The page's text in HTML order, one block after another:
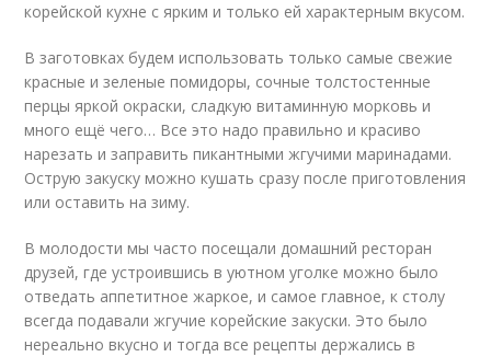
корейской кухне с ярким и только ей характерным вкусом.
В заготовках будем использовать только самые свежие
красные и зеленые помидоры, сочные толстостенные
перцы яркой окраски, сладкую витаминную морковь и
много ещё чего… Все это надо правильно и красиво
нарезать и заправить пикантными жгучими маринадами.
Острую закуску можно кушать сразу после приготовления
или оставить на зиму.
В молодости мы часто посещали домашний ресторан
друзей, где устроившись в уютном уголке можно было
отведать аппетитное жаркое, и самое главное, к столу
всегда подавали жгучие корейские закуски. Это было
нереально вкусно и тогда все рецепты держались в